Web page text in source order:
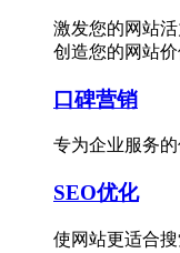
激发您的网站活
创造您的网站价
口碑营销
专为企业服务
SEO优化
使网站更适合